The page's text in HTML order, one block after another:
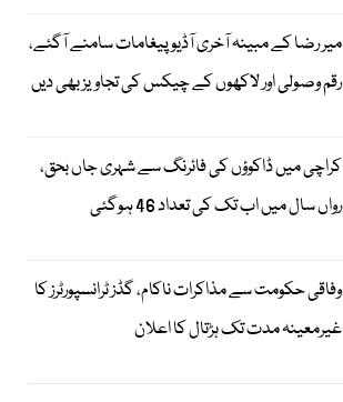
میر رضا کے مبینہ آخری آڈیو پیغامات سامنے آگئے،
رقم وصولی اور لاکھوں کے چیکس کی تجاویز بھی دیں
کراچی میں ڈاکوؤں کی فائرنگ سے شہری جاں بحق،
رواں سال میں اب تک کی تعداد 46 ہوگئی
وفاقی حکومت سے مذاکرات ناکام، گڈز ٹرانسپورٹرز کا
غیرمعینہ مدت تک ہڑتال کا اعلان